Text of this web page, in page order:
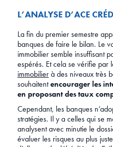
L’ANALYSE D’ACE
La fin du premier semestre
banques de faire le bilan. Le
immobilier semble insuffisant
espérés. Et cela se vérifie par
immobilierà des niveaux très
souhaitentencourager les
en proposant des taux
Cependant, les banques
stratégies. Il y a celles qui se
analysent avec minutie le
évaluer les risques au plus